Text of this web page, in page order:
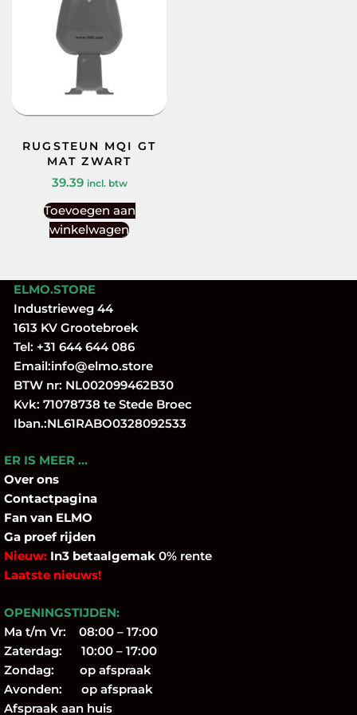
RUGSTEUN MQI GT
MAT ZWART
39.39 incl. btw
Toevoegen aan
winkelwagen
ELMO.STORE
Industrieweg 44
1613 KV Grootebroek
Tel: +31 644 644 086
Email:info@elmo.store
BTW nr: NL002099462B30
Kvk: 71078738 te Stede Broec
Iban.:NL61RABO0328092533
ER IS MEER …
Over ons
Contactpagina
Fan van ELMO
Ga proef rijden
Nieuw: In3 betaalgemak 0% rente
Laatste nieuws!
OPENINGSTIJDEN:
Ma t/m Vr: 08:00 – 17:00
Zaterdag: 10:00 – 17:00
Zondag: op afspraak
Avonden: op afspraak
Afspraak aan huis